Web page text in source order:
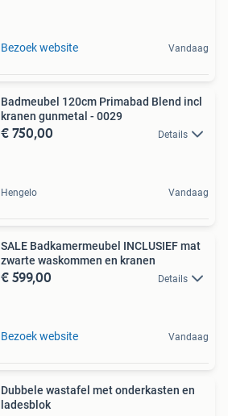
Bezoek website Vandaag
Badmeubel 120cm Primabad Blend incl
kranen gunmetal - 0029
€ 750,00 Details
Hengelo Vandaag
SALE Badkamermeubel INCLUSIEF mat
zwarte waskommen en kranen
€ 599,00 Details
Bezoek website Vandaag
Dubbele wastafel met onderkasten en
ladesblok